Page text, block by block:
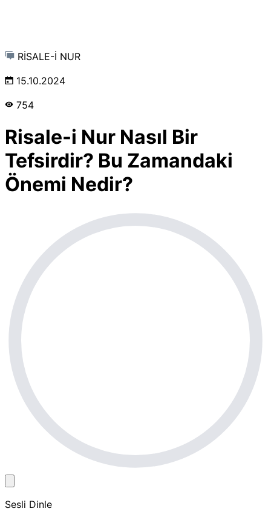
RİSALE-İ NUR
15.10.2024
754
Risale-i Nur Nasıl Bir
Tefsirdir? Bu Zamandaki
Önemi Nedir?
Sesli Dinle